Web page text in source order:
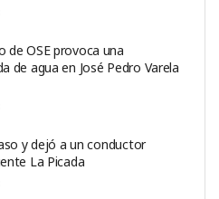
de OSE provoca una
de agua en José Pedro Varela
y dejó a un conductor
La Picada